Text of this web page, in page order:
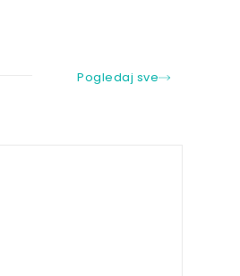
Pogledaj sve